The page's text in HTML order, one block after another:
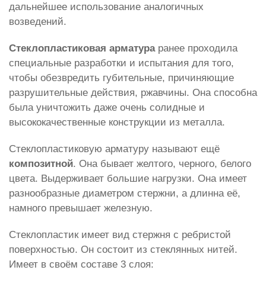
дальнейшее использование аналогичных
возведений.
Стеклопластиковая арматураранее проходила
специальные разработки и испытания для того,
чтобы обезвредить губительные, причиняющие
разрушительные действия, ржавчины. Она способна
была уничтожить даже очень солидные и
высококачественные конструкции из металла.
Стеклопластиковую арматуру называют ещё
композитной. Она бывает желтого, черного, белого
цвета. Выдерживает большие нагрузки. Она имеет
разнообразные диаметром стержни, а длинна её,
намного превышает железную.
Стеклопластик имеет вид стержня с ребристой
поверхностью. Он состоит из стеклянных нитей.
Имеет в своём составе 3 слоя: